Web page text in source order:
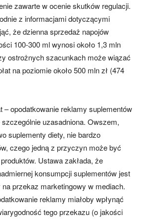
zawarte w ocenie skutków regulacji.
z informacjami dotyczącymi
że dzienna sprzedaż napojów
100-300 ml wynosi około 1,3 mln
ostrożnych szacunkach może wiązać
na poziomie około 500 mln zł (474
– opodatkowanie reklamy suplementów
uzasadniona. Owszem,
suplementy diety, nie bardzo
czego jedną z przyczyn może być
Ustawa zakłada, że
konsumpcji suplementów jest
przekaz marketingowy w mediach.
reklamy miałoby wpłynąć
tego przekazu (o jakości